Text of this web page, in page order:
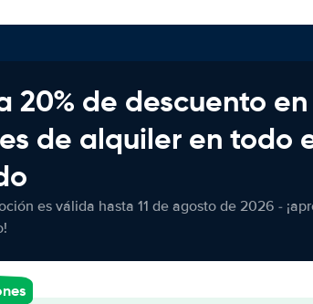
20% de descuento en
de alquiler en todo
es válida hasta 11 de agosto de 2026 -